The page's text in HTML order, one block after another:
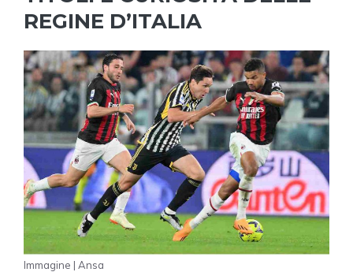
REGINE D’ITALIA
Immagine | Ansa